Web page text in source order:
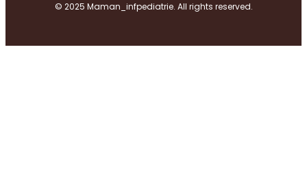
© 2025 Maman_infpediatrie. All rights reserved.